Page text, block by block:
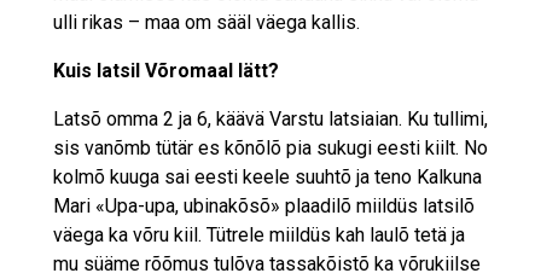
ulli rikas – maa om sääl väega kallis.
Kuis latsil Võromaal lätt?
Latsõ omma 2 ja 6, käävä Varstu latsiaian. Ku tullimi,
sis vanõmb tütär es kõnõlõ pia sukugi eesti kiilt. No
kolmõ kuuga sai eesti keele suuhtõ ja teno Kalkuna
Mari «Upa-upa, ubinakõsõ» plaadilõ miildüs latsilõ
väega ka võru kiil. Tütrele miildüs kah laulõ tetä ja
mu süäme rõõmus tulõva tassakõistõ ka võrukiilse